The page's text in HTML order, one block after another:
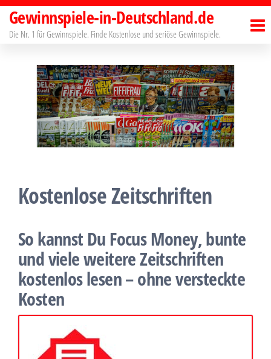
Zum
InhaltGewinnspiele-in-Deutschland.de
Die Nr. 1 für Gewinnspiele. Finde Kostenlose und seriöse Gewinnspiele.
Kostenlose Zeitschriften
So kannst Du Focus Money, bunte
und viele weitere Zeitschriften
kostenlos lesen – ohne versteckte
Kosten